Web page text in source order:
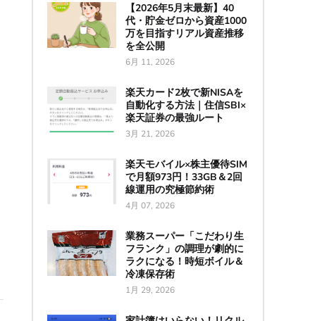
【2026年5月末最新】40
代・貯金ゼロから資産1000
万を目指すリアル資産推移
を全公開
6月 11, 2026
楽天カード2枚で新NISAを
自動化する方法｜住信SBI×
楽天証券の最強ルート
3月 21, 2026
楽天モバイル×株主優待SIM
で月額973円！33GB＆2回
線運用の究極節約術
4月 07, 2026
業務スーパー「こだわり生
フランク」の調理が劇的に
ラクになる！時短ボイル＆
冷凍保存術
1月 29, 2026